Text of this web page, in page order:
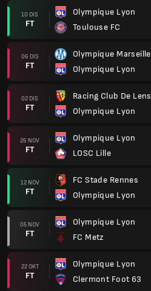
10 DIS
FT
Olympique Lyon
Toulouse FC
06 DIS
FT
Olympique Marseille
Olympique Lyon
02 DIS
FT
Racing Club De Lens
Olympique Lyon
26 NOV
FT
Olympique Lyon
LOSC Lille
12 NOV
FT
FC Stade Rennes
Olympique Lyon
05 NOV
FT
Olympique Lyon
FC Metz
22 OKT
FT
Olympique Lyon
Clermont Foot 63